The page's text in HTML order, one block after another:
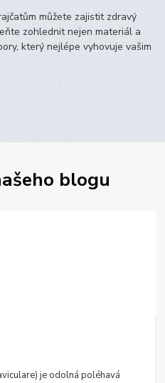
můžete zajistit zdravý
zohlednit nejen materiál a
který nejlépe vyhovuje vašim
blogu
je odolná poléhavá